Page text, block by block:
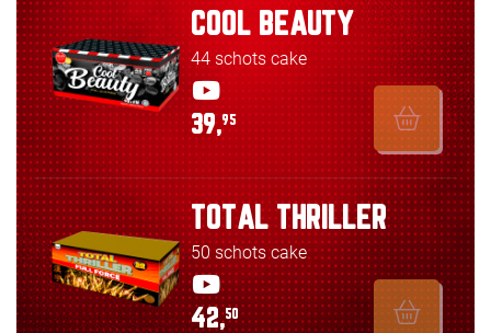
COOL BEAUTY
44 schots cake
39,95
TOTAL THRILLER
50 schots cake
42,50